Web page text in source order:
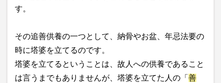
す。
その追善供養の一つとして、納骨やお盆、年忌法要の
時に塔婆を立てるのです。
塔婆を立てるということは、故人への供養であること
は言うまでもありませんが、塔婆を立てた人の「 善